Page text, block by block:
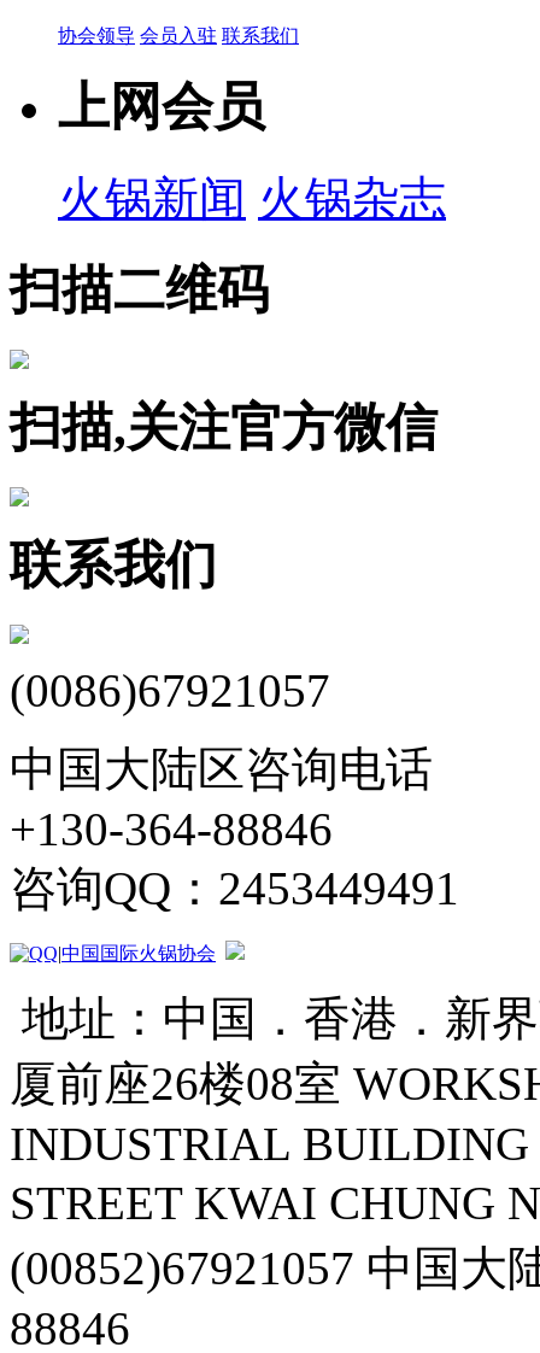
协会领导 会员入驻 联系我们
上网会员
火锅新闻 火锅杂志
扫描二维码
扫描,关注官方微信
联系我们
(0086)67921057
中国大陆区咨询电话
+130-364-88846
咨询QQ：2453449491
|中国国际火锅协会
地址：中国．香港．新
厦前座26楼08室
INDUSTRIAL BUILDING
STREET KWAI
(00852)67921057 中国大
88846